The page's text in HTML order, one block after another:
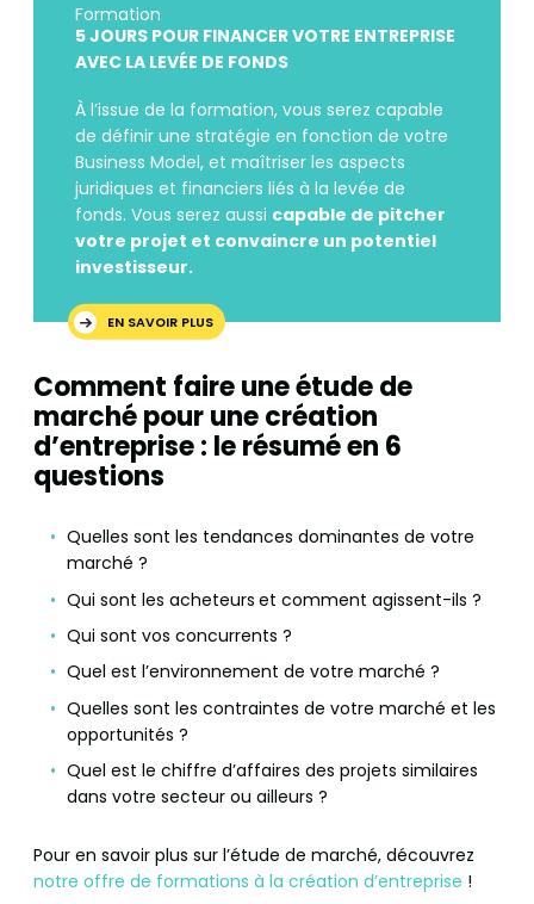
Formation
5 JOURS POUR FINANCER VOTRE ENTREPRISE
AVEC LA LEVÉE DE FONDS
À l’issue de la formation, vous serez capable
de définir une stratégie en fonction de votre
Business Model, et maîtriser les aspects
juridiques et financiers liés à la levée de
fonds. Vous serez aussi capable de pitcher
votre projet et convaincre un potentiel
investisseur.
EN SAVOIR PLUS
Comment faire une étude de
marché pour une création
d’entreprise : le résumé en 6
questions
Quelles sont les tendances dominantes de votre
marché ?
Qui sont les acheteurs et comment agissent-ils ?
Qui sont vos concurrents ?
Quel est l’environnement de votre marché ?
Quelles sont les contraintes de votre marché et les
opportunités ?
Quel est le chiffre d’affaires des projets similaires
dans votre secteur ou ailleurs ?
Pour en savoir plus sur l’étude de marché, découvrez
notre offre de formations à la création d’entreprise !